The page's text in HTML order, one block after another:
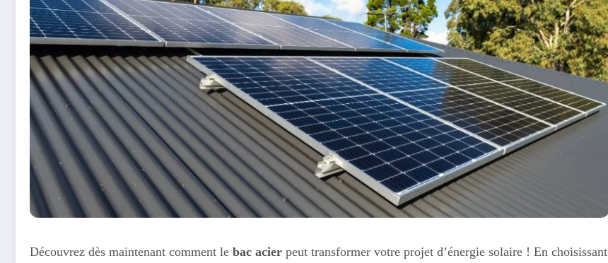
Découvrez dès maintenant comment le bac acier peut transformer votre projet d’énergie solaire ! En choisissant